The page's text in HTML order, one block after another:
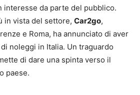
interesse da parte del pubblico.
in vista del settore, Car2go,
e Roma, ha annunciato di aver
noleggi in Italia. Un traguardo
di dare una spinta verso il
paese.